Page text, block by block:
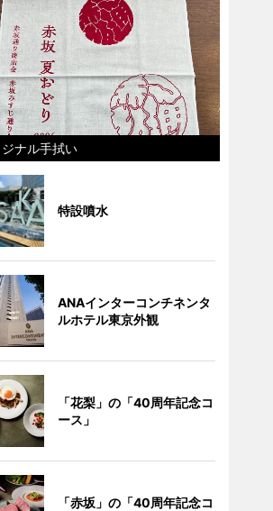
ナル手拭い
特設噴水
ANAインターコンチネンタ
ルホテル東京外観
「花梨」の「40周年記念コ
ース」
「赤坂」の「40周年記念コ